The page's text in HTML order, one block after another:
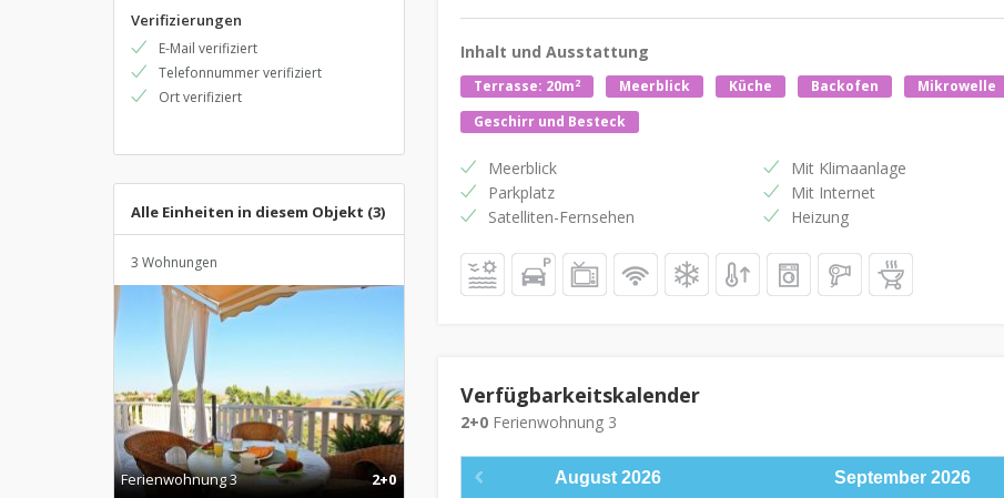
Verifizierungen
E-Mail verifiziert
Telefonnummer verifiziert
Ort verifiziert
Alle Einheiten in diesem Objekt (3)
3 Wohnungen
Ferienwohnung 3 2+0
Inhalt und Ausstattung
Terrasse: 20m2 Meerblick Küche Backofen Mikrowelle
Geschirr und Besteck
Meerblick
Parkplatz
Satelliten-Fernsehen
Mit Klimaanlage
Mit Internet
Heizung
Verfügbarkeitskalender
2+0Ferienwohnung 3
August 2026 September 2026